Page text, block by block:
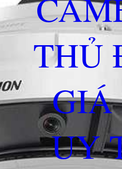
THỦ
GIÁ
UY